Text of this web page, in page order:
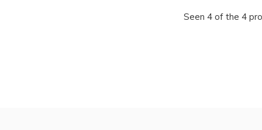
Seen 4 of the 4